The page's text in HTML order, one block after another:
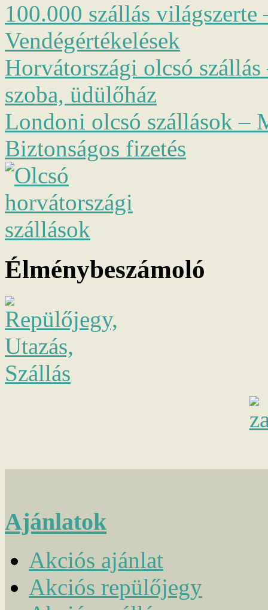
100.000 szállás
Vendégértékelések
Horvátországi olcsó
szoba, üdülőház
Londoni olcsó szállások –
Biztonságos fizetés
Élménybeszámoló
Ajánlatok
Akciós ajánlat
Akciós repülőjegy